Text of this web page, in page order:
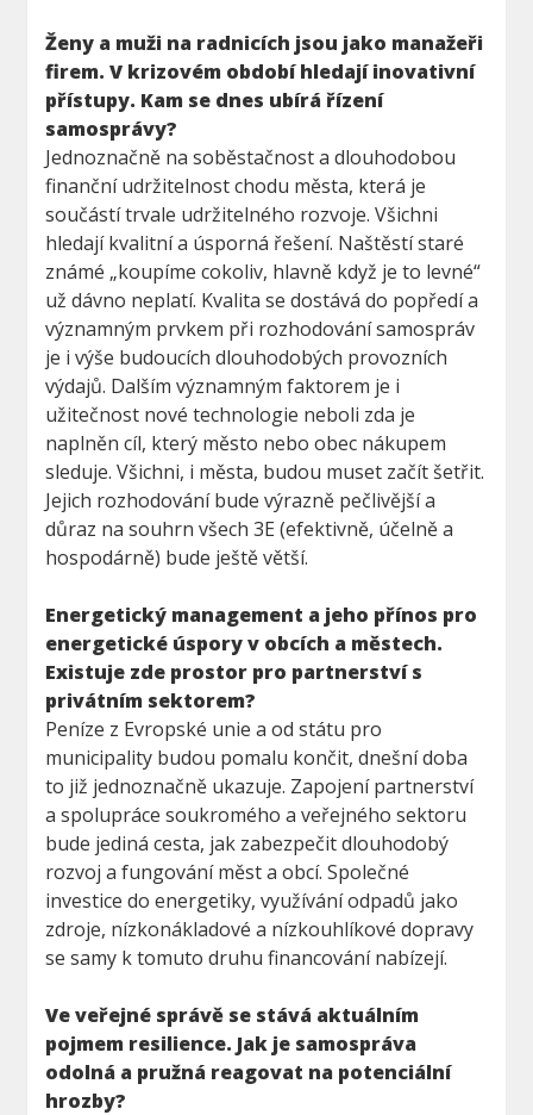
Ženy a muži na radnicích jsou jako manažeři
firem. V krizovém období hledají inovativní
přístupy. Kam se dnes ubírá řízení
samosprávy?
Jednoznačně na soběstačnost a dlouhodobou
finanční udržitelnost chodu města, která je
součástí trvale udržitelného rozvoje. Všichni
hledají kvalitní a úsporná řešení. Naštěstí staré
známé „koupíme cokoliv, hlavně když je to levné“
už dávno neplatí. Kvalita se dostává do popředí a
významným prvkem při rozhodování samospráv
je i výše budoucích dlouhodobých provozních
výdajů. Dalším významným faktorem je i
užitečnost nové technologie neboli zda je
naplněn cíl, který město nebo obec nákupem
sleduje. Všichni, i města, budou muset začít šetřit.
Jejich rozhodování bude výrazně pečlivější a
důraz na souhrn všech 3E (efektivně, účelně a
hospodárně) bude ještě větší.
Energetický management a jeho přínos pro
energetické úspory v obcích a městech.
Existuje zde prostor pro partnerství s
privátním sektorem?
Peníze z Evropské unie a od státu pro
municipality budou pomalu končit, dnešní doba
to již jednoznačně ukazuje. Zapojení partnerství
a spolupráce soukromého a veřejného sektoru
bude jediná cesta, jak zabezpečit dlouhodobý
rozvoj a fungování měst a obcí. Společné
investice do energetiky, využívání odpadů jako
zdroje, nízkonákladové a nízkouhlíkové dopravy
se samy k tomuto druhu financování nabízejí.
Ve veřejné správě se stává aktuálním
pojmem resilience. Jak je samospráva
odolná a pružná reagovat na potenciální
hrozby?